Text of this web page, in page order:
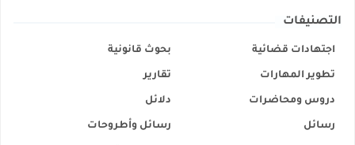
التصنيفات
اجتهادات قضائية بحوث قانونية
تطوير المهارات تقارير
دروس ومحاضرات دلائل
رسائل رسائل وأطروحات